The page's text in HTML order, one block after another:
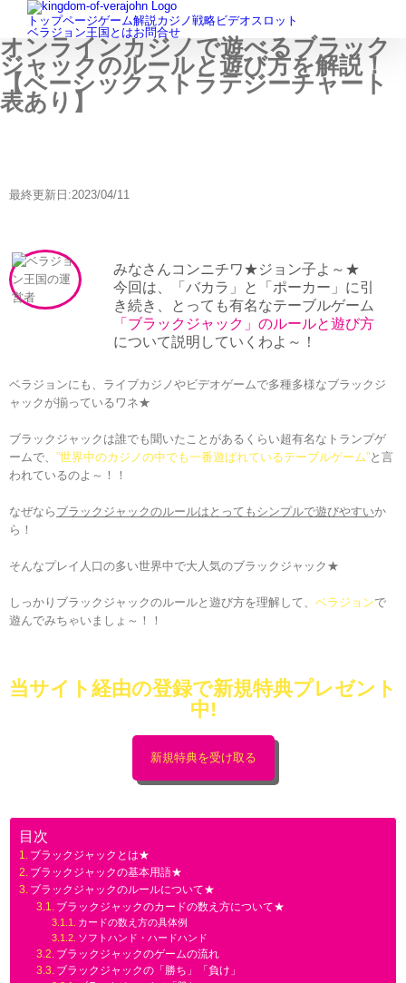
content
for:
トップページゲーム解説カジノ戦略ビデオスロット
ベラジョン王国とはお問合せ
オンラインカジノで遊べるブラック
ジャックのルールと遊び方を解説！
【ベーシックストラテジーチャート
表あり】
最終更新日:2023/04/11
みなさんコンニチワ★ジョン子よ～★
今回は、「バカラ」と「ポーカー」に引
き続き、とっても有名なテーブルゲーム
「ブラックジャック」のルールと遊び方
について説明していくわよ～！
ベラジョンにも、ライブカジノやビデオゲームで多種多様なブラックジ
ャックが揃っているワネ★
ブラックジャックは誰でも聞いたことがあるくらい超有名なトランプゲ
ームで、 ”世界中のカジノの中でも一番遊ばれているテーブルゲーム”と言
われているのよ～！！
なぜなら ブラックジャックのルールはとってもシンプルで遊びやすいか
ら！
そんなプレイ人口の多い世界中で大人気のブラックジャック★
しっかりブラックジャックのルールと遊び方を理解して、 ベラジョンで
遊んでみちゃいましょ～！！
当サイト経由の登録で新規特典プレゼント
中!
新規特典を受け取る
目次
ブラックジャックとは★
ブラックジャックの基本用語★
ブラックジャックのルールについて★
ブラックジャックのカードの数え方について★
カードの数え方の具体例
ソフトハンド・ハードハンド
ブラックジャックのゲームの流れ
ブラックジャックの「勝ち」「負け」